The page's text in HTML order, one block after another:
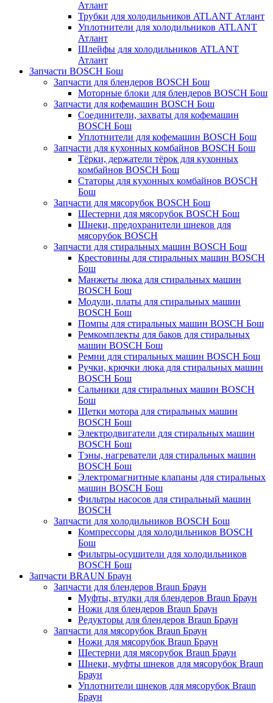
Атлант
Трубки для холодильников ATLANT Атлант
Уплотнители для холодильников ATLANT
Атлант
Шлейфы для холодильников ATLANT
Атлант
Запчасти BOSCH Бош
Запчасти для блендеров BOSCH Бош
Моторные блоки для блендеров BOSCH Бош
Запчасти для кофемашин BOSCH Бош
Соединители, захваты для кофемашин
BOSCH Бош
Уплотнители для кофемашин BOSCH Бош
Запчасти для кухонных комбайнов BOSCH Бош
Тёрки, держатели тёрок для кухонных
комбайнов BOSCH Бош
Статоры для кухонных комбайнов BOSCH
Бош
Запчасти для мясорубок BOSCH Бош
Шестерни для мясорубок BOSCH Бош
Шнеки, предохранители шнеков для
мясорубок BOSCH
Запчасти для стиральных машин BOSCH Бош
Крестовины для стиральных машин BOSCH
Бош
Манжеты люка для стиральных машин
BOSCH Бош
Модули, платы для стиральных машин
BOSCH Бош
Помпы для стиральных машин BOSCH Бош
Ремкомплекты для баков для стиральных
машин BOSCH Бош
Ремни для стиральных машин BOSCH Бош
Ручки, крючки люка для стиральных машин
BOSCH Бош
Сальники для стиральных машин BOSCH
Бош
Щетки мотора для стиральных машин
BOSCH Бош
Электродвигатели для стиральных машин
BOSCH Бош
Тэны, нагреватели для стиральных машин
BOSCH Бош
Электромагнитные клапаны для стиральных
машин BOSCH Бош
Фильтры насосов для стиральный машин
BOSCH
Запчасти для холодильников BOSCH Бош
Компрессоры для холодильников BOSCH
Бош
Фильтры-осушители для холодильников
BOSCH Бош
Запчасти BRAUN Браун
Запчасти для блендеров Braun Браун
Муфты, втулки для блендеров Braun Браун
Ножи для блендеров Braun Браун
Редукторы для блендеров Braun Браун
Запчасти для мясорубок Braun Браун
Ножи для мясорубок Braun Браун
Шестерни для мясорубок Braun Браун
Шнеки, муфты шнеков для мясорубок Braun
Браун
Уплотнители шнеков для мясорубок Braun
Браун